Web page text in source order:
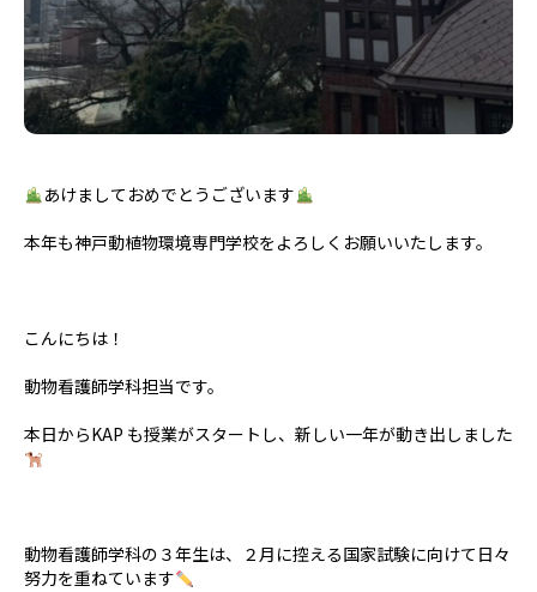
あけましておめでとうございます
本年も神戸動植物環境専門学校をよろしくお願いいたします。
こんにちは！
動物看護師学科担当です。
本日からKAP も授業がスタートし、新しい一年が動き出しました
動物看護師学科の３年生は、２月に控える国家試験に向けて日々
努力を重ねています